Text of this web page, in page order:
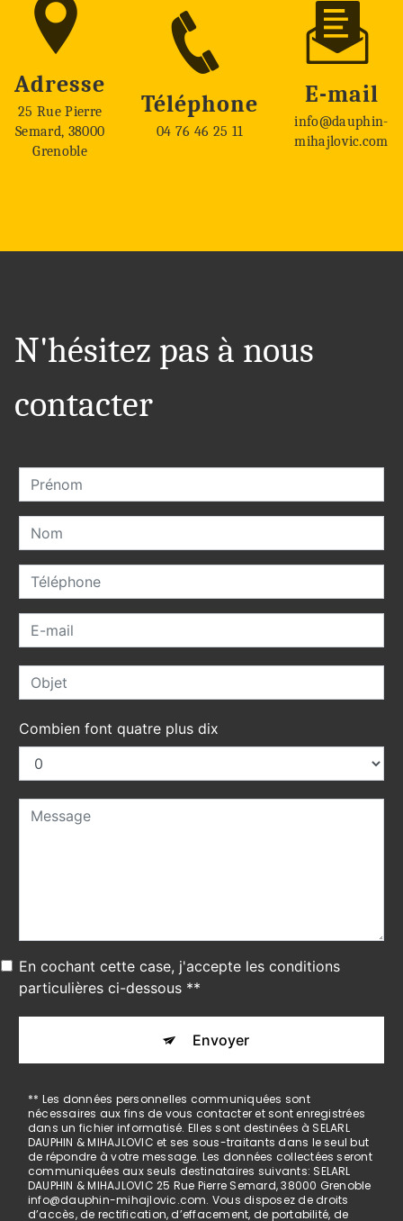
Adresse
25 Rue Pierre
Semard, 38000
Grenoble
Téléphone
04 76 46 25 11
E-mail
info@dauphin-
mihajlovic.com
N'hésitez pas à nous
contacter
Combien font quatre plus dix
En cochant cette case, j'accepte les conditions
particulières ci-dessous **
Envoyer
** Les données personnelles communiquées sont
nécessaires aux fins de vous contacter et sont enregistrées
dans un fichier informatisé. Elles sont destinées à SELARL
DAUPHIN & MIHAJLOVIC et ses sous-traitants dans le seul but
de répondre à votre message. Les données collectées seront
communiquées aux seuls destinataires suivants: SELARL
DAUPHIN & MIHAJLOVIC 25 Rue Pierre Semard, 38000 Grenoble
info@dauphin-mihajlovic.com. Vous disposez de droits
d’accès, de rectification, d’effacement, de portabilité, de